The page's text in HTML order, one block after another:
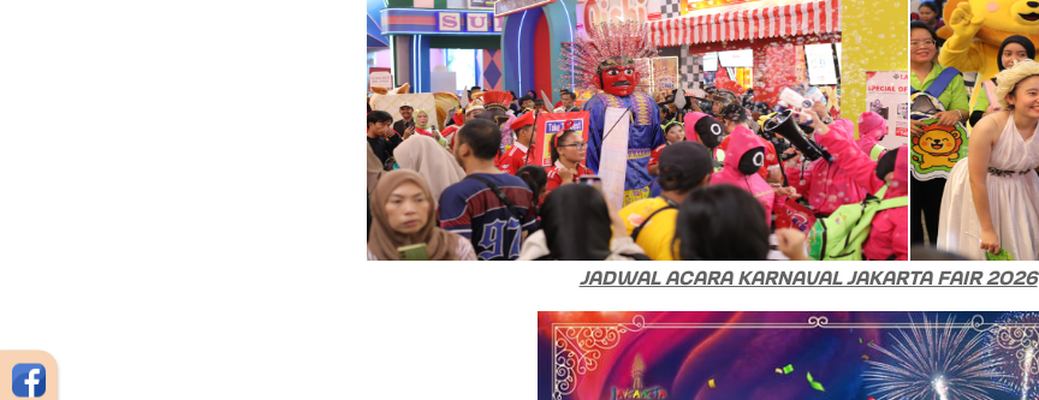
JADWAL ACARA KARNAVAL JAKARTA FAIR 2026